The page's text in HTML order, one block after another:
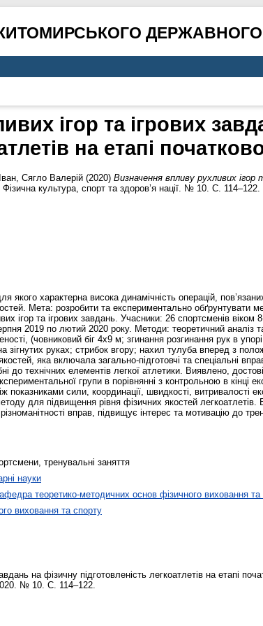
ДЕРЖАВНОГО
ігор та ігрових
на етапі
, Сягло Валерій (2020) Визначення впливу рухливих ігор
Фізична культура, спорт та здоров’я нації. № 10. С.
якого характерна висока динамічність операцій,
Мета: розробити та експериментально обґрунтувати
ігор та ігрових завдань. Учасники: 26 спортсменів віком
2019 по лютий 2020 року. Методи: теоретичний аналіз
(човниковий біг 4х9 м; згинання розгинання рук в
зігнутих руках; стрибок вгору; нахил тулуба вперед з
яка включала загально-підготовчі та спеціальні
до технічних елементів легкої атлетики. Виявлено,
групи в порівнянні з контрольною в
показниками сили, координації, швидкості, витривалості
для підвищення рівня фізичних якостей
вправ, підвищує інтерес та мотивацію до
тренувальні заняття
науки
теоретико-методичних основ фізичного виховання та
виховання та спорту
на фізичну підготовленість легкоатлетів на етапі
№ 10. С. 114–122.